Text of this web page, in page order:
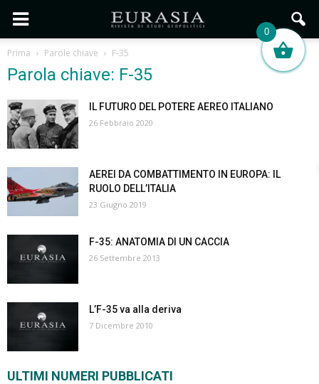
Prima Parole chiave F-35
Parola chiave: F-35
IL FUTURO DEL POTERE AEREO ITALIANO
26 Febbraio 2020
AEREI DA COMBATTIMENTO IN EUROPA: IL
RUOLO DELL’ITALIA
23 Giugno 2019
F-35: ANATOMIA DI UN CACCIA
26 Settembre 2013
L’F-35 va alla deriva
7 Dicembre 2010
ULTIMI NUMERI PUBBLICATI
0